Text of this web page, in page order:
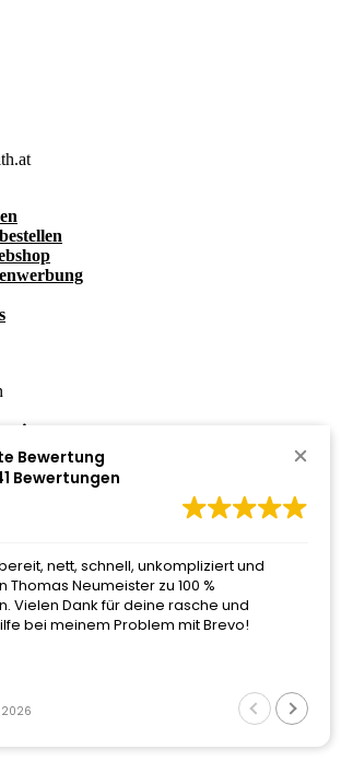
Bewertung
Bewertungen
nett, schnell, unkompliziert und
Thomas Neumeister zu 100 %
Vielen Dank für deine rasche und
bei meinem Problem mit Brevo!
2026